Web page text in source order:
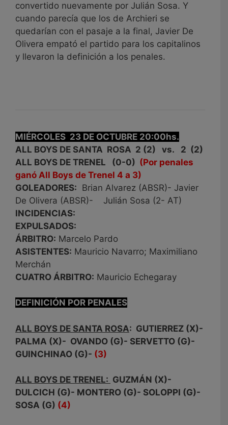
convertido nuevamente por Julián Sosa. Y
cuando parecía que los de Archieri se
quedarían con el pasaje a la final, Javier De
Olivera empató el partido para los capitalinos
y llevaron la definición a los penales.
MIÉRCOLES 23 DE OCTUBRE 20:00hs.
ALL BOYS DE SANTA ROSA 2 (2) vs. 2 (2)
ALL BOYS DE TRENEL (0-0) (Por penales
ganó All Boys de Trenel 4 a 3)
GOLEADORES: Brian Alvarez (ABSR)- Javier
De Olivera (ABSR)- Julián Sosa (2- AT)
INCIDENCIAS:
EXPULSADOS:
ÁRBITRO: Marcelo Pardo
ASISTENTES: Mauricio Navarro; Maximiliano
Merchán
CUATRO ÁRBITRO: Mauricio Echegaray
DEFINICIÓN POR PENALES
ALL BOYS DE SANTA ROSA: GUTIERREZ (X)-
PALMA (X)- OVANDO (G)- SERVETTO (G)-
GUINCHINAO (G)- (3)
ALL BOYS DE TRENEL: GUZMÁN (X)-
DULCICH (G)- MONTERO (G)- SOLOPPI (G)-
SOSA (G) (4)